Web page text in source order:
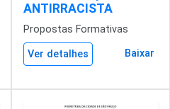
ANTIRRACISTA
Propostas Formativas
Ver detalhes Baixar